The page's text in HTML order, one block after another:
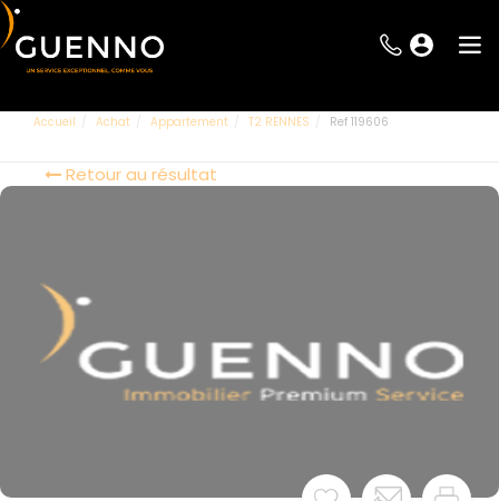
Accueil Achat Appartement T2 RENNES Ref 119606
Retour au résultat